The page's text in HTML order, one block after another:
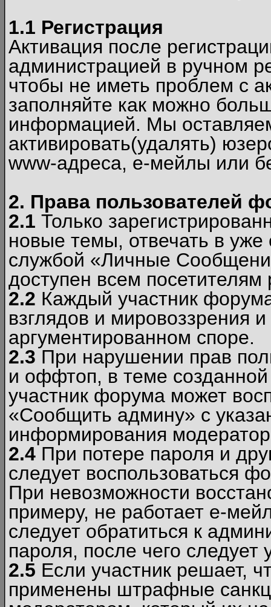
1.1 Регистрация
Активация после
администрацией в ручном
чтобы не иметь проблем с
заполняйте как можно
информацией. Мы
активировать(удалять)
www-адреса, е-мейлы или
2. Права пользователей
2.1 Только
новые темы, отвечать в
службой «Личные
доступен всем посетителям
2.2 Каждый участник
взглядов и мировоззрения
аргументированном споре.
2.3 При нарушении прав
и оффтоп, в теме
участник форума может
«Сообщить админу» с
информирования
2.4 При потере пароля и
следует воспользоваться
При невозможности
примеру, не работает е-
следует обратиться к
пароля, после чего следует
2.5 Если участник решает,
применены штрафные